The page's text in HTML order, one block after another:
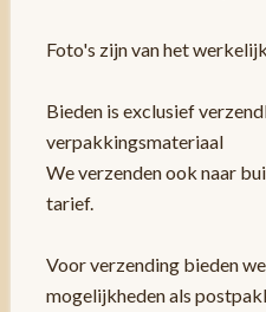
Foto's zijn van het
Bieden is exclusief
verpakkingsmateriaal
We verzenden ook naar
tarief.
Voor verzending bieden
mogelijkheden als